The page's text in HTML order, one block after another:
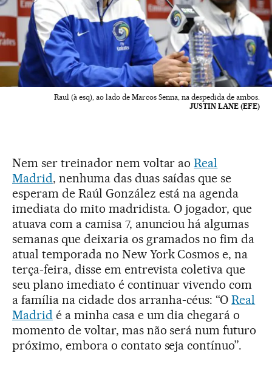
Raul (à esq), ao lado de Marcos Senna, na despedida de ambos.
JUSTIN LANE (EFE)
Nem ser treinador nem voltar aoReal
Madrid, nenhuma das duas saídas que se
esperam de Raúl González está na agenda
imediata do mito madridista. O jogador, que
atuava com a camisa 7, anunciou há algumas
semanas que deixaria os gramados no fim da
atual temporada no New York Cosmos e, na
terça-feira, disse em entrevista coletiva que
seu plano imediato é continuar vivendo com
a família na cidade dos arranha-céus: “OReal
Madridé a minha casa e um dia chegará o
momento de voltar, mas não será num futuro
próximo, embora o contato seja contínuo”.